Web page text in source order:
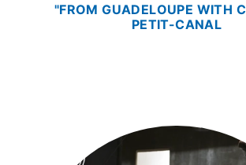
"FROM GUADELOUPE WITH
PETIT-CANAL